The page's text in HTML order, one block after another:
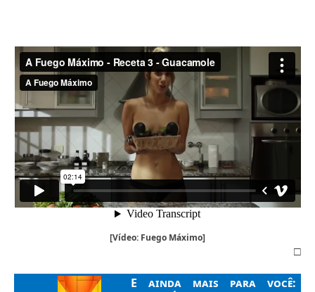
[Vídeo: Fuego Máximo]
□
E ainda mais para você: